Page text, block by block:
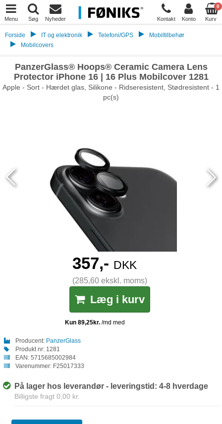
Menu Søg Nyheder Kontakt Konto
0
Kurv
Forside IT og elektronik Telefoni/GPS
Mobiltilbehør
Mobilcovers
PanzerGlass® Hoops® Ceramic Camera Lens
Protector iPhone 16 | 16 Plus Mobilcover 1281
Apple - Sort - Hærdet glas, Silikone - Ridseresistent, Stødresistent - 1
pc(s)
357,- DKK
(285,60 ekskl. moms)
Læg i kurv
Producent: PanzerGlass
Produkt nr: 1281
EAN: 5715685002984
Varenummer: F25017333
På lager hos leverandør - leveringstid: 4-8 hverdage
Billigste fragt 0,00 kr.